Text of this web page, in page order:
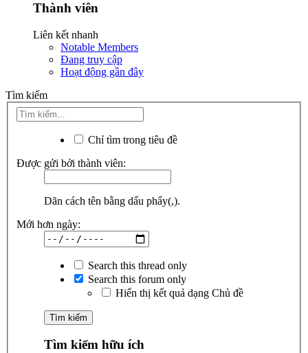
Thành viên
Liên kết nhanh
Notable Members
Đang truy cập
Hoạt động gần đây
Tìm kiếm
Chỉ tìm trong tiêu đề
Được gửi bởi thành viên:
Dãn cách tên bằng dấu phẩy(,).
Mới hơn ngày:
Search this thread only
Search this forum only
Hiển thị kết quả dạng Chủ đề
Tìm kiếm hữu ích